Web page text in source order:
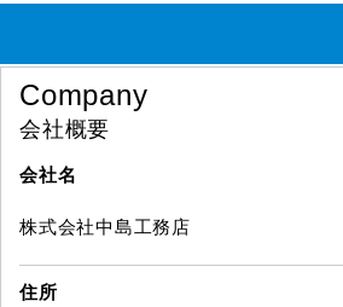
Company
会社概要
会社名
株式会社中島工務店
住所